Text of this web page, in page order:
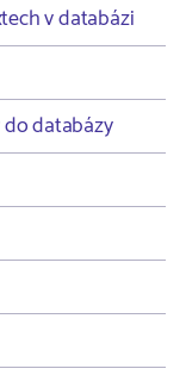
v databázi
databázy